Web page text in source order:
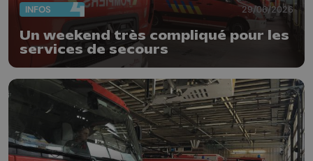
INFOS 29/06/2026
Un weekend très compliqué pour les
services de secours